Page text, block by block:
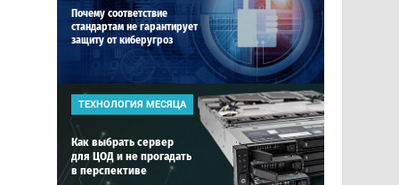
Почему соответствие
стандартам не гарантирует
защиту от киберугроз
ТЕХНОЛОГИЯ МЕСЯЦА
Как выбрать сервер
для ЦОД и не прогадать
в перспективе